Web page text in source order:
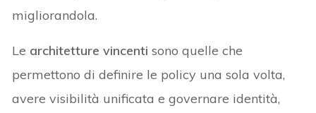
migliorandola.
Le architetture vincenti sono quelle che
permettono di definire le policy una sola volta,
avere visibilità unificata e governare identità,